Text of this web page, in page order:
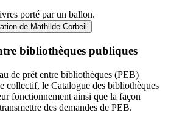
de Mathilde Corbeil
bibliothèques publiques
de prêt entre bibliothèques (PEB)
collectif, le Catalogue des bibliothèques
fonctionnement ainsi que la façon
des demandes de PEB.